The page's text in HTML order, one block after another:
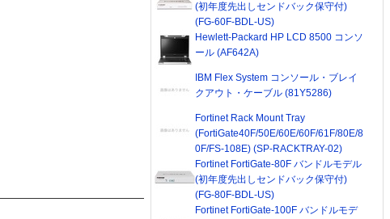
(初年度先出しセンドバック保守付)
(FG-60F-BDL-US)
Hewlett-Packard HP LCD 8500 コンソ
ール (AF642A)
IBM Flex System コンソール・ブレイ
クアウト・ケーブル (81Y5286)
Fortinet Rack Mount Tray
(FortiGate40F/50E/60E/60F/61F/80E/8
0F/FS-108E) (SP-RACKTRAY-02)
Fortinet FortiGate-80F バンドルモデル
(初年度先出しセンドバック保守付)
(FG-80F-BDL-US)
Fortinet FortiGate-100F バンドルモデ